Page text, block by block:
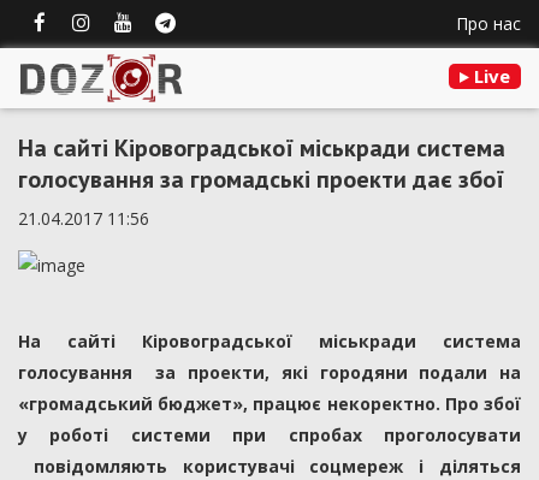
Про нас
Live
На сайті Кіровоградської міськради система
голосування за громадські проекти дає збої
21.04.2017 11:56
На сайті Кіровоградської міськради система
голосування за проекти, які городяни подали на
«громадський бюджет», працює некоректно. Про збої
у роботі системи при спробах проголосувати
повідомляють користувачі соцмереж і діляться